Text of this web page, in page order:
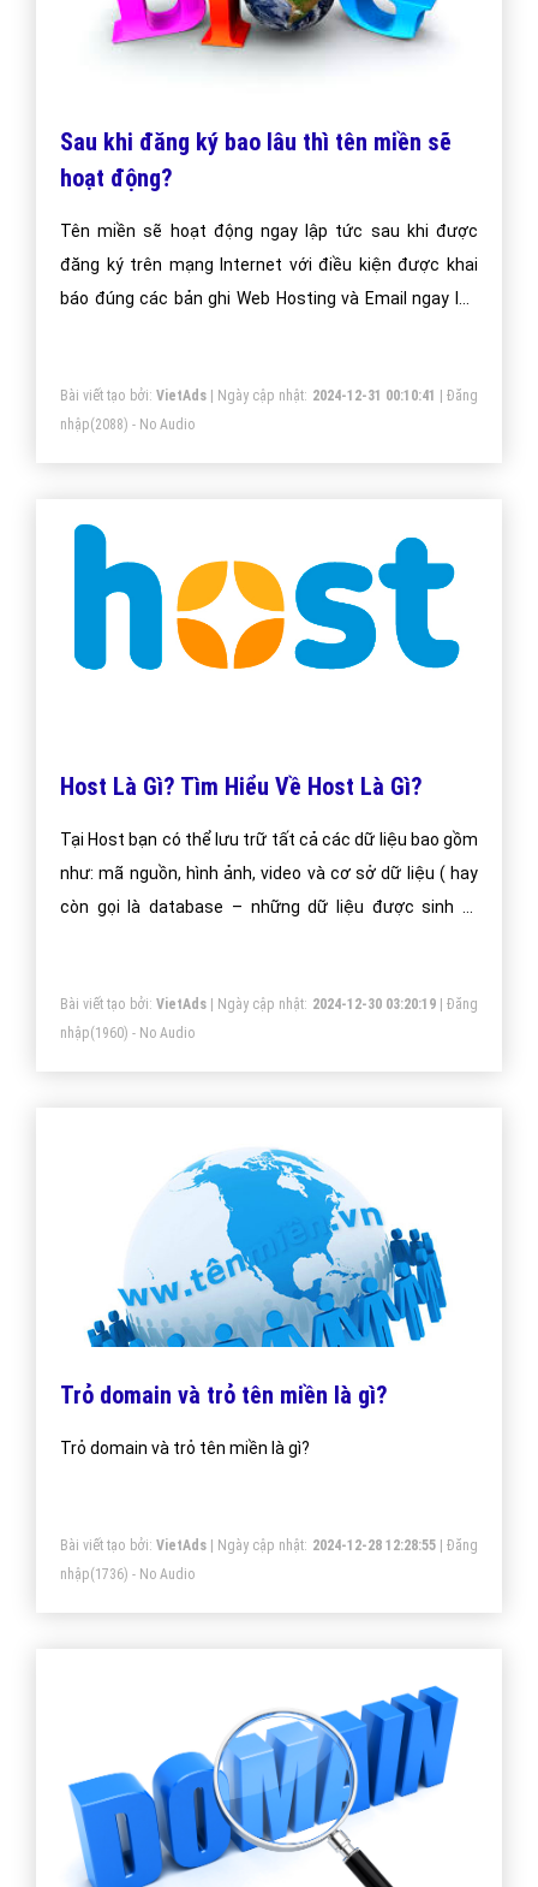
Sau khi đăng ký bao lâu thì tên miền sẽ
hoạt động?
Tên miền sẽ hoạt động ngay lập tức sau khi được
đăng ký trên mạng Internet với điều kiện được khai
báo đúng các bản ghi Web Hosting và Email ngay lúc
Bài viết tạo bởi: VietAds| Ngày cập nhật: 2024-12-31 00:10:41 |Đăng
nhập(2088) - No Audio
Host Là Gì? Tìm Hiểu Về Host Là Gì?
Tại Host bạn có thể lưu trữ tất cả các dữ liệu bao gồm
như: mã nguồn, hình ảnh, video và cơ sở dữ liệu ( hay
còn gọi là database – những dữ liệu được sinh ra
Bài viết tạo bởi: VietAds| Ngày cập nhật: 2024-12-30 03:20:19|Đăng
nhập(1960) - No Audio
Trỏ domain và trỏ tên miền là gì?
Trỏ domain và trỏ tên miền là gì?
Bài viết tạo bởi: VietAds| Ngày cập nhật: 2024-12-28 12:28:55|Đăng
nhập(1736) - No Audio